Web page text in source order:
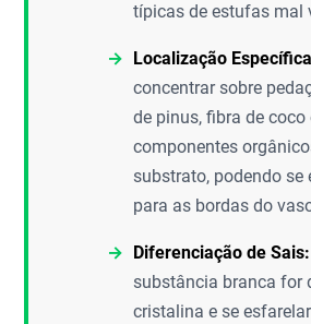
típicas de estufas mal
Localização
concentrar sobre
de pinus, fibra de
componentes
substrato, podendo se
para as bordas do
Diferenciação de Sais:
substância branca for
cristalina e se